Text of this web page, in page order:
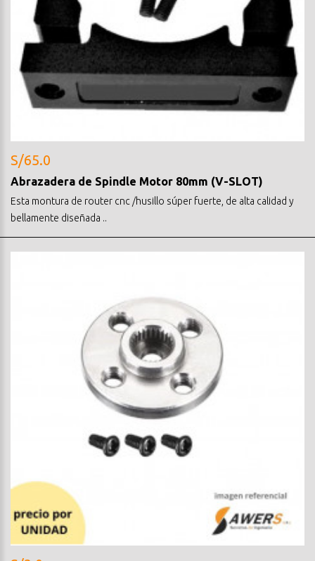
S/65.0
Abrazadera de Spindle Motor 80mm (V-SLOT)
Esta montura de router cnc /husillo súper fuerte, de alta calidad y
bellamente diseñada ..